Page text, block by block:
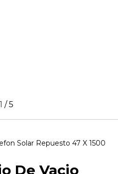
1 /5
Solar Repuesto 47 X 1500
De Vacio